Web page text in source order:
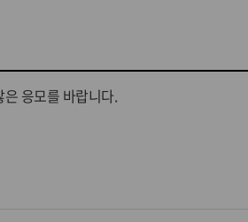
응모를 바랍니다.